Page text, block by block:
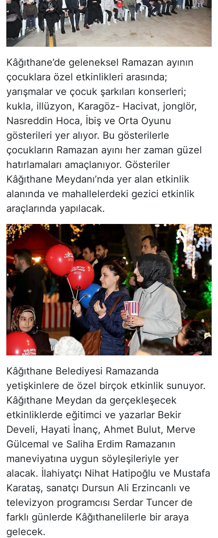
Kâğıthane’de geleneksel Ramazan ayının
çocuklara özel etkinlikleri arasında;
yarışmalar ve çocuk şarkıları konserleri;
kukla, illüzyon, Karagöz- Hacivat, jonglör,
Nasreddin Hoca, İbiş ve Orta Oyunu
gösterileri yer alıyor. Bu gösterilerle
çocukların Ramazan ayını her zaman güzel
hatırlamaları amaçlanıyor. Gösteriler
Kâğıthane Meydanı’nda yer alan etkinlik
alanında ve mahallelerdeki gezici etkinlik
araçlarında yapılacak.
Kâğıthane Belediyesi Ramazanda
yetişkinlere de özel birçok etkinlik sunuyor.
Kâğıthane Meydan da gerçekleşecek
etkinliklerde eğitimci ve yazarlar Bekir
Develi, Hayati İnanç, Ahmet Bulut, Merve
Gülcemal ve Saliha Erdim Ramazanın
maneviyatına uygun söyleşileriyle yer
alacak. İlahiyatçı Nihat Hatipoğlu ve Mustafa
Karataş, sanatçı Dursun Ali Erzincanlı ve
televizyon programcısı Serdar Tuncer de
farklı günlerde Kâğıthanelilerle bir araya
gelecek.